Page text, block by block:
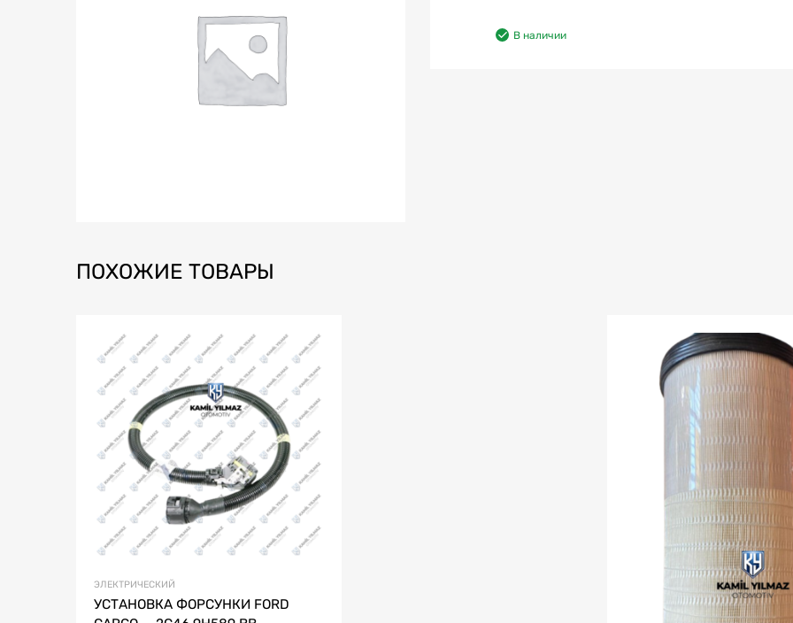
В наличии
ПОХОЖИЕ ТОВАРЫ
ЭЛЕКТРИЧЕСКИЙ
УСТАНОВКА ФОРСУНКИ FORD